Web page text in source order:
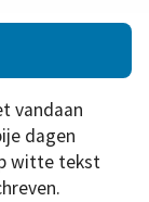
vandaan
dagen
witte tekst